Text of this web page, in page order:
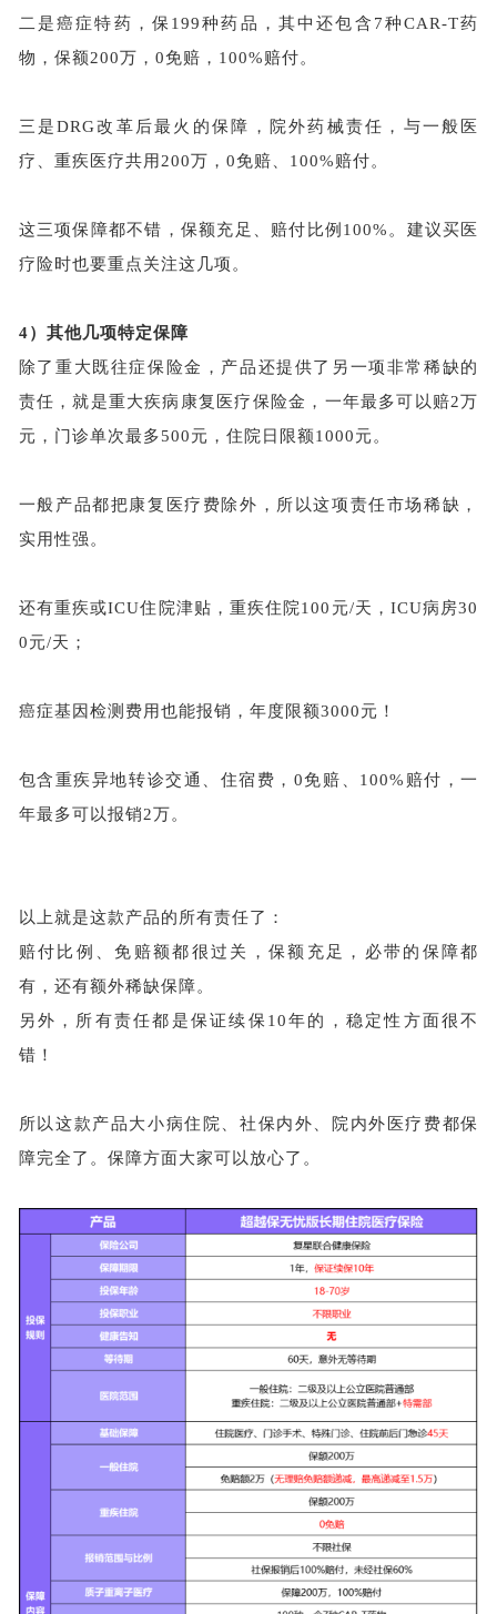
二是癌症特药，保 199种药品，其中还包含7种CAR-T药
物，保额200万，0免赔，100%赔付。
三是DRG改革后最火的保障，院外药械责任，与一般医
疗、重疾医疗共用200万，0免赔、100%赔付。
这三项保障都不错，保额充足、赔付比例 100%。建议买医
疗险时也要重点关注这几项。
4）其他几项特定保障
除了重大既往症保险金，产品还提供了另一项非常稀缺的
责任，就是重大疾病康复医疗保险金，一年最多可以赔2万
元，门诊单次最多500元，住院日限额1000元。
一般产品都把康复医疗费除外，所以这项责任市场稀缺，
实用性强。
还有重疾或ICU住院津贴，重疾住院100元/天，ICU病房30
0元/天；
癌症基因检测费用也能报销，年度限额3000元！
包含重疾异地转诊交通、住宿费， 0免赔、100%赔付，一
年最多可以报销2万。
以上就是这款产品的所有责任了：
赔付比例、免赔额都很过关，保额充足，必带的保障都
有，还有额外稀缺保障。
另外，所有责任都是保证续保 10年的，稳定性方面很不
错！
所以这款产品大小病住院、社保内外、院内外医疗费都保
障完全了。保障方面大家可以放心了。